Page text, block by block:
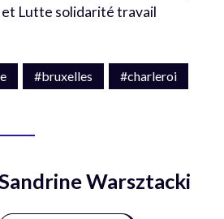
Lutte solidarité travail
#bruxelles #charleroi
Warsztacki